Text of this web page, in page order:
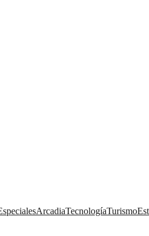
ArcadiaTecnologíaTurismo